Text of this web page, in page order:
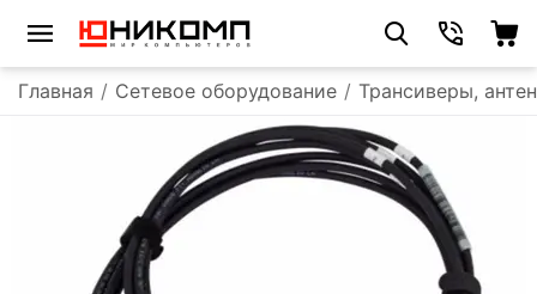
Главная / Сетевое оборудование / Трансиверы,